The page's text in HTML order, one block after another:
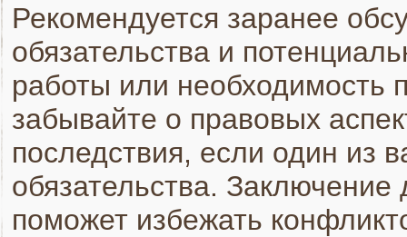
Рекомендуется заранее
обязательства и
работы или необходимость
забывайте о правовых
последствия, если один из
обязательства.
поможет избежать